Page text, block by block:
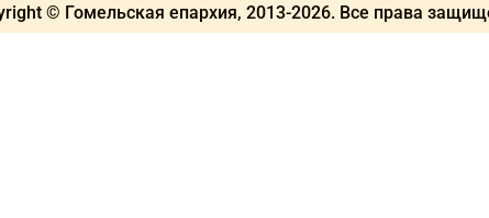
© Гомельская епархия, 2013-2026. Все права